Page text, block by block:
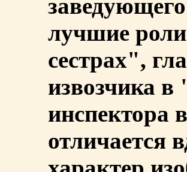
лучшие
сестрах",
извозчика
отличается